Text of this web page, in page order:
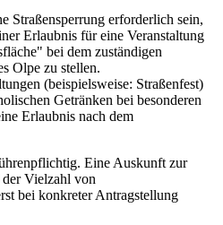
Straßensperrung erforderlich sein,
Erlaubnis für eine Veranstaltung
bei dem zuständigen
Olpe zu stellen.
(beispielsweise: Straßenfest)
Getränken bei besonderen
Erlaubnis nach dem
Eine Auskunft zur
Vielzahl von
bei konkreter Antragstellung